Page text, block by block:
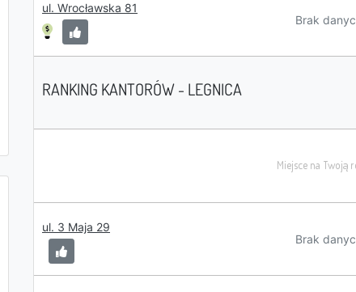
ul. Wrocławska 81
Brak
RANKING KANTORÓW - LEGNICA
ul. 3 Maja 29
Brak